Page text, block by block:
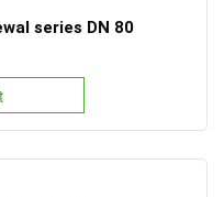
series DN 80